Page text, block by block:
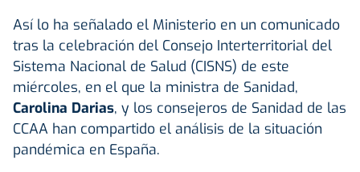
Así lo ha señalado el Ministerio en un comunicado
tras la celebración del Consejo Interterritorial del
Sistema Nacional de Salud (CISNS) de este
miércoles, en el que la ministra de Sanidad,
Carolina Darias, y los consejeros de Sanidad de las
CCAA han compartido el análisis de la situación
pandémica en España.